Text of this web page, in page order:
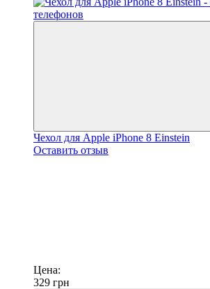
Чехол для Apple iPhone 8 Einstein
Оставить отзыв
Цена:
329 грн